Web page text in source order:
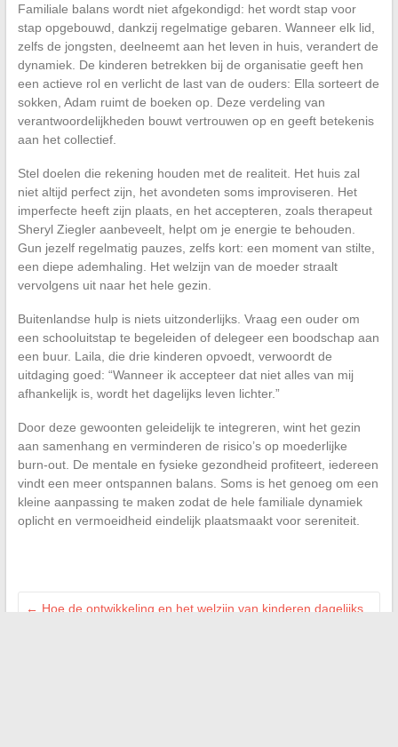
Familiale balans wordt niet afgekondigd: het wordt stap voor
stap opgebouwd, dankzij regelmatige gebaren. Wanneer elk lid,
zelfs de jongsten, deelneemt aan het leven in huis, verandert de
dynamiek. De kinderen betrekken bij de organisatie geeft hen
een actieve rol en verlicht de last van de ouders: Ella sorteert de
sokken, Adam ruimt de boeken op. Deze verdeling van
verantwoordelijkheden bouwt vertrouwen op en geeft betekenis
aan het collectief.
Stel doelen die rekening houden met de realiteit. Het huis zal
niet altijd perfect zijn, het avondeten soms improviseren. Het
imperfecte heeft zijn plaats, en het accepteren, zoals therapeut
Sheryl Ziegler aanbeveelt, helpt om je energie te behouden.
Gun jezelf regelmatig pauzes, zelfs kort: een moment van stilte,
een diepe ademhaling. Het welzijn van de moeder straalt
vervolgens uit naar het hele gezin.
Buitenlandse hulp is niets uitzonderlijks. Vraag een ouder om
een schooluitstap te begeleiden of delegeer een boodschap aan
een buur. Laila, die drie kinderen opvoedt, verwoordt de
uitdaging goed: “Wanneer ik accepteer dat niet alles van mij
afhankelijk is, wordt het dagelijks leven lichter.”
Door deze gewoonten geleidelijk te integreren, wint het gezin
aan samenhang en verminderen de risico’s op moederlijke
burn-out. De mentale en fysieke gezondheid profiteert, iedereen
vindt een meer ontspannen balans. Soms is het genoeg om een
kleine aanpassing te maken zodat de hele familiale dynamiek
oplicht en vermoeidheid eindelijk plaatsmaakt voor sereniteit.
← Hoe de ontwikkeling en het welzijn van kinderen dagelijks